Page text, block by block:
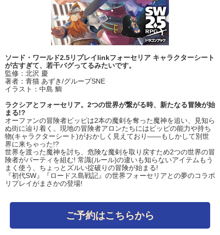
ソード・ワールド2.5リプレイlinkフォーセリア キャラクターシート
が古すぎて、若干バグってるみたいです。
監修：北沢 慶
著者：青猫 あずき/グループSNE
イラスト：中島 鯛
ラクシアとフォーセリア。2つの世界が繋がる時、新たなる冒険が始
まる!?
オーファンの冒険者ピッピは2本の魔剣を奪った魔神を追い、見知ら
ぬ街に辿り着く。現地の冒険者アロンたちにはピッピの能力や持ち
物(キャラクターシート)がおかしく見えており――もしかして別世
界に来ちゃった!?
世界を渡った魔神を討ち、危険な魔剣を取り戻すため2つの世界の冒
険者がパーティを組む! 常識(ルール)の違いも知らないアイテムもう
まく使う、ちょっとズルい掟破りの冒険が始まる!
『初代SW』『ロードス島戦記』の世界フォーセリアとの夢のコラボ
リプレイがまさかの登場!
ご予約はこちらから